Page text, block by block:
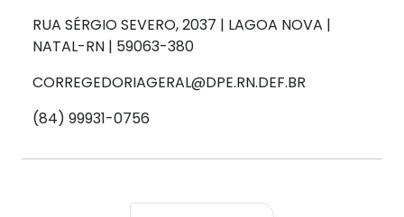
RUA SÉRGIO SEVERO, 2037 | LAGOA NOVA |
NATAL-RN | 59063-380
CORREGEDORIAGERAL@DPE.RN.DEF.BR
(84) 99931-0756